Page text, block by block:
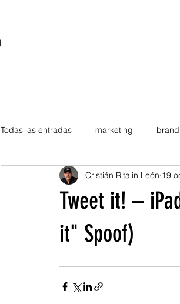
Todas las entradas marketing
data-driven creativity
smartphones tecnología
Tweet it! –
it" Spoof)
Cristián Ritalin León 19